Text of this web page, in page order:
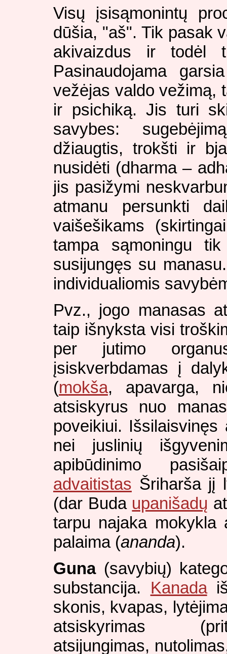
Visų įsisąmonintų
dūšia, "aš". Tik pasak
akivaizdus ir todėl
Pasinaudojama
vežėjas valdo vežimą,
ir psichiką. Jis turi
savybes:
džiaugtis, trokšti ir
nusidėti (dharma –
jis pasižymi
atmanu persunkti
vaišešikams
tampa sąmoningu
susijungęs su
individualiomis
Pvz., jogo manasas
taip išnyksta visi
per jutimo
įsiskverbdamas į
(mokša, apavarga,
atsiskyrus nuo
poveikiui.
nei juslinių
apibūdinimo
advaitistas Šriharša jį
(dar Buda upanišadų
tarpu najaka mokykla
palaima (ananda).
Guna(savybių)
substancija. Kanada
skonis, kvapas,
atsiskyrimas
atsijungimas,